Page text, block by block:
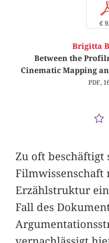
€
Brigitta
Between the
Cinematic Mapping
PDF,
Zu oft beschäftigt
Filmwissenschaft
Erzählstruktur
Fall des